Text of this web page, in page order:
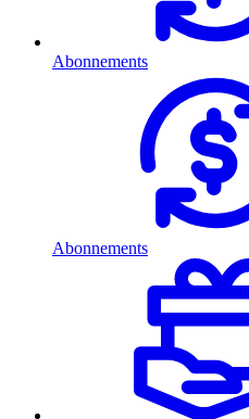
Abonnements
Abonnements